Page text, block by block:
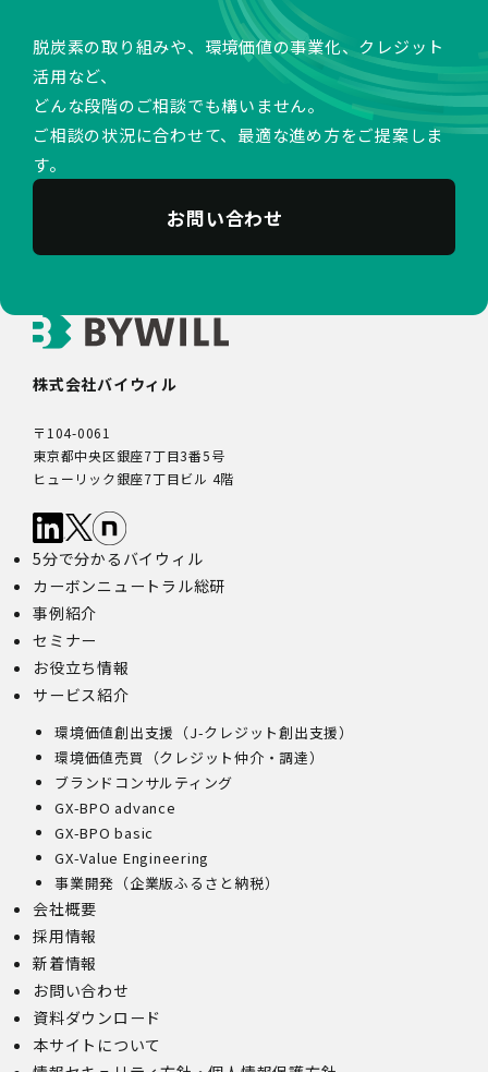
脱炭素の取り組みや、環境価値の事業化、クレジット
活用など、
どんな段階のご相談でも構いません。
ご相談の状況に合わせて、最適な進め方をご提案しま
す。
お問い合わせ
株式会社バイウィル
〒104-0061
東京都中央区銀座7丁目3番5号
ヒューリック銀座7丁目ビル 4階
5分で分かるバイウィル
カーボンニュートラル総研
事例紹介
セミナー
お役立ち情報
サービス紹介
環境価値創出支援（J-クレジット創出支援）
環境価値売買（クレジット仲介・調達）
ブランドコンサルティング
GX-BPO advance
GX-BPO basic
GX-Value Engineering
事業開発（企業版ふるさと納税）
会社概要
採用情報
新着情報
お問い合わせ
資料ダウンロード
本サイトについて